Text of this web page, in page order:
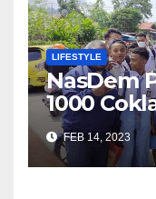
LIFESTYLE
NasDem
1000
FEB 14, 2023